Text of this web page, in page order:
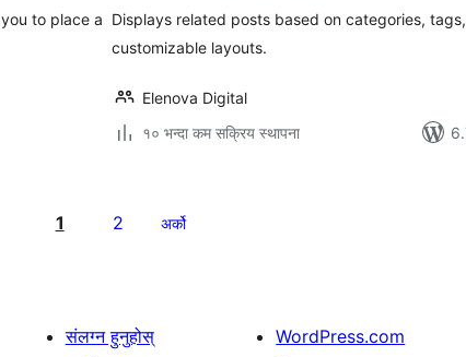
to place a Displays related posts based on categories,
customizable layouts.
Elenova Digital
१० भन्दा कम सक्रिय स्थापना
1 2 अर्को
संलग्न हुनुहोस्
WordPress.com